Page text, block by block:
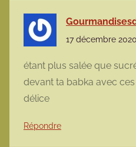
17 décembre
étant plus salée que
devant ta babka avec
délice
Répondre